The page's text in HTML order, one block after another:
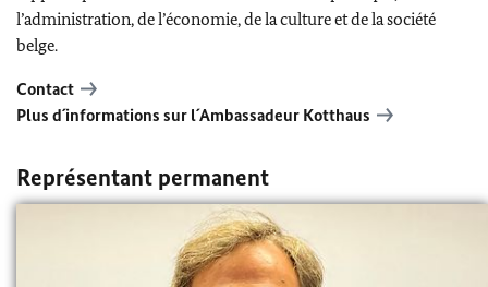
l’administration, de l’économie, de la culture et de la société
belge.
Contact
Plus d´informations sur l´Ambassadeur Kotthaus
Représentant permanent